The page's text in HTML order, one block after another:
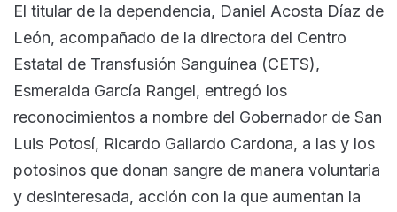
El titular de la dependencia, Daniel Acosta Díaz de
León, acompañado de la directora del Centro
Estatal de Transfusión Sanguínea (CETS),
Esmeralda García Rangel, entregó los
reconocimientos a nombre del Gobernador de San
Luis Potosí, Ricardo Gallardo Cardona, a las y los
potosinos que donan sangre de manera voluntaria
y desinteresada, acción con la que aumentan la